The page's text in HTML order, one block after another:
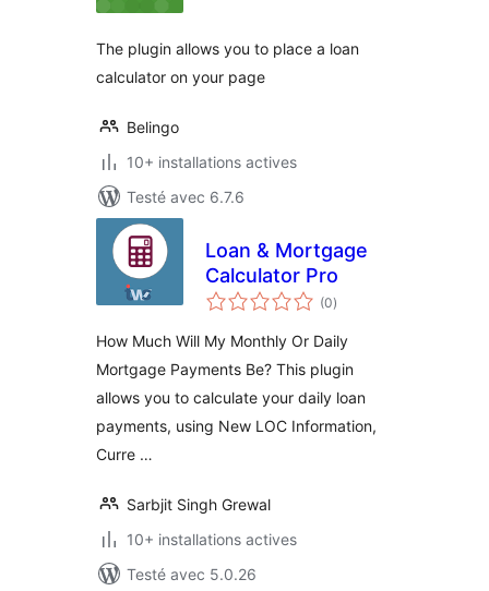
The plugin allows you to place a loan
calculator on your page
Belingo
10+ installations actives
Testé avec 6.7.6
Loan & Mortgage
Calculator Pro
(0notes
en
)
How Much Will My Monthly Or Daily
Mortgage Payments Be? This plugin
allows you to calculate your daily loan
payments, using New LOC Information,
Curre …
Sarbjit Singh Grewal
10+ installations actives
Testé avec 5.0.26